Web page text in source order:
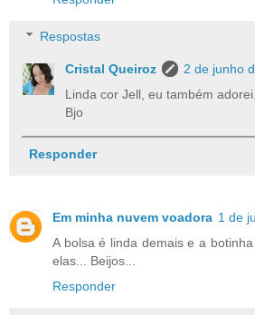
Respostas
Cristal Queiroz
2 de junho
Linda cor Jell, eu também adorei.
Bjo
Responder
Em minha nuvem voadora 1 de
A bolsa é linda demais e a
elas... Beijos...
Responder